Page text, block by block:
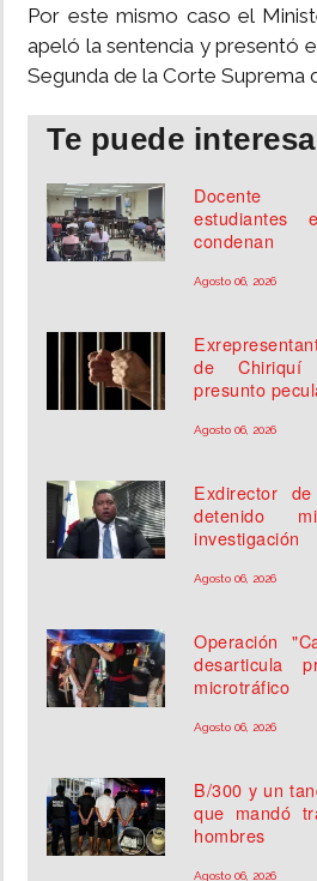
Por este mismo caso el
apeló la sentencia y presentó
Segunda de la Corte Suprema
Te puede
Docente
condenan
Agosto 06, 2026
de Chiriquí
presunto
Agosto 06, 2026
Exdirector
detenido
investigación
Agosto 06, 2026
Operación
desarticula
microtráfico
Agosto 06, 2026
B/300 y un
que mandó
hombres
Agosto 06, 2026